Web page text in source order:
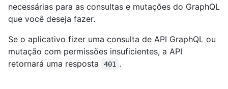
necessárias para as consultas e mutações do GraphQL
que você deseja fazer.
Se o aplicativo fizer uma consulta de API GraphQL ou
mutação com permissões insuficientes, a API
retornará uma resposta
401 .